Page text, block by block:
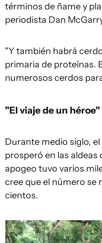
términos de ñame y
periodista Dan
"Y también habrá
primaria de proteínas.
numerosos cerdos
"El viaje de un héroe"
Durante medio siglo,
prosperó en las aldeas
apogeo tuvo varios
cree que el número se
cientos.